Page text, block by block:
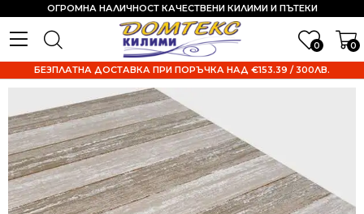
0 0
ОГРОМНА НАЛИЧНОСТ КАЧЕСТВЕНИ КИЛИМИ И ПЪТЕКИ
БЕЗПЛАТНА ДОСТАВКА ПРИ ПОРЪЧКА НАД €153.39 / 300ЛВ.